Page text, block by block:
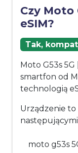
Czy Moto
eSIM?
Tak,
Moto G53s
smartfon od
technologią
Urządzenie to
moto g53s